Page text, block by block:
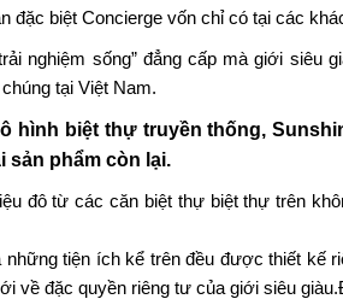
đặc biệt Concierge vốn chỉ có tại các
nghiệm sống” đẳng cấp mà giới siêu
tại Việt Nam.
hình biệt thự truyền thống,
sản phẩm còn lại.
đô từ các căn biệt thự biệt thự trên
tiện ích kể trên đều được thiết kế
về đặc quyền riêng tư của giới siêu